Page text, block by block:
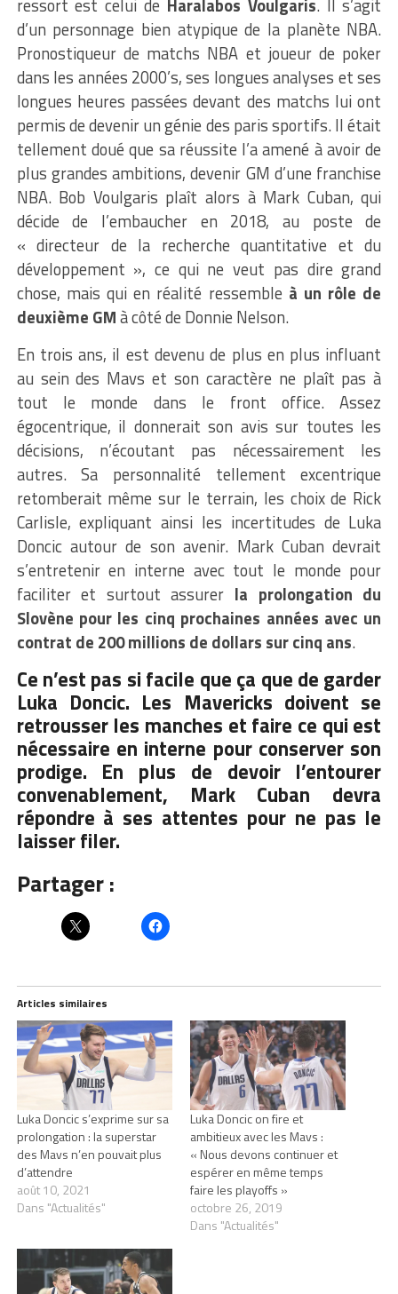
ressort est celui de Haralabos Voulgaris. Il s’agit
d’un personnage bien atypique de la planète NBA.
Pronostiqueur de matchs NBA et joueur de poker
dans les années 2000’s, ses longues analyses et ses
longues heures passées devant des matchs lui ont
permis de devenir un génie des paris sportifs. Il était
tellement doué que sa réussite l’a amené à avoir de
plus grandes ambitions, devenir GM d’une franchise
NBA. Bob Voulgaris plaît alors à Mark Cuban, qui
décide de l’embaucher en 2018, au poste de
« directeur de la recherche quantitative et du
développement », ce qui ne veut pas dire grand
chose, mais qui en réalité ressemble à un rôle de
deuxième GMà côté de Donnie Nelson.
En trois ans, il est devenu de plus en plus influant
au sein des Mavs et son caractère ne plaît pas à
tout le monde dans le front office. Assez
égocentrique, il donnerait son avis sur toutes les
décisions, n’écoutant pas nécessairement les
autres. Sa personnalité tellement excentrique
retomberait même sur le terrain, les choix de Rick
Carlisle, expliquant ainsi les incertitudes de Luka
Doncic autour de son avenir. Mark Cuban devrait
s’entretenir en interne avec tout le monde pour
faciliter et surtout assurer la prolongation du
Slovène pour les cinq prochaines années avec un
contrat de 200 millions de dollars sur cinq ans.
Ce n’est pas si facile que ça que de garder
Luka Doncic. Les Mavericks doivent se
retrousser les manches et faire ce qui est
nécessaire en interne pour conserver son
prodige. En plus de devoir l’entourer
convenablement, Mark Cuban devra
répondre à ses attentes pour ne pas le
laisser filer.
Partager :
Articles similaires
Luka Doncic s’exprime sur sa
prolongation : la superstar
des Mavs n’en pouvait plus
d’attendre
août 10, 2021
Dans "Actualités"
Luka Doncic on fire et
ambitieux avec les Mavs :
« Nous devons continuer et
espérer en même temps
faire les playoffs »
octobre 26, 2019
Dans "Actualités"